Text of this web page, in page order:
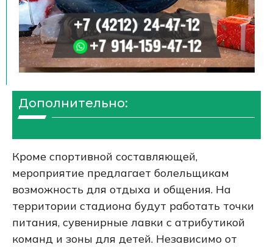
Дополнительно:
Кроме спортивной составляющей,
мероприятие предлагает болельщикам
возможность для отдыха и общения. На
территории стадиона будут работать точки
питания, сувенирные лавки с атрибутикой
команд и зоны для детей. Независимо от